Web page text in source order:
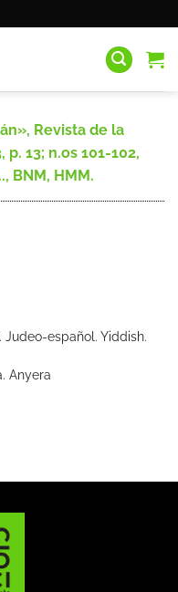
Revista de la
p. 13; n.os 101-102,
BNM, HMM.
Judeo-español. Yiddish.
Anyera